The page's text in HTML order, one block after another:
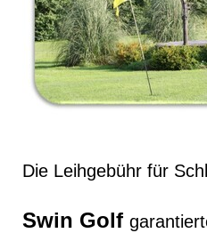
Die Leihgebühr für
Swin Golf